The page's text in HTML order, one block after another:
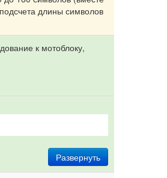
длины символов
к мотоблоку,
Развернуть